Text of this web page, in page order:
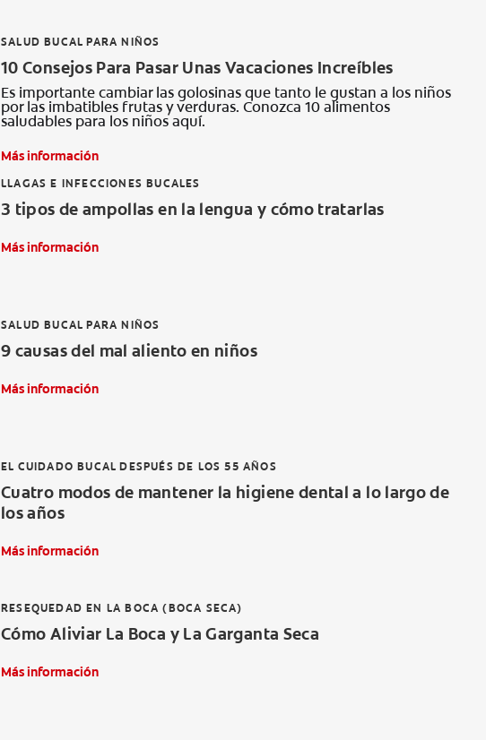
SALUD BUCAL PARA NIÑOS
10 Consejos Para Pasar Unas Vacaciones Increíbles
Es importante cambiar las golosinas que tanto le gustan a los niños
por las imbatibles frutas y verduras. Conozca 10 alimentos
saludables para los niños aquí.
Más información
LLAGAS E INFECCIONES BUCALES
3 tipos de ampollas en la lengua y cómo tratarlas
Más información
SALUD BUCAL PARA NIÑOS
9 causas del mal aliento en niños
Más información
EL CUIDADO BUCAL DESPUÉS DE LOS 55 AÑOS
Cuatro modos de mantener la higiene dental a lo largo de
los años
Más información
RESEQUEDAD EN LA BOCA (BOCA SECA)
Cómo Aliviar La Boca y La Garganta Seca
Más información